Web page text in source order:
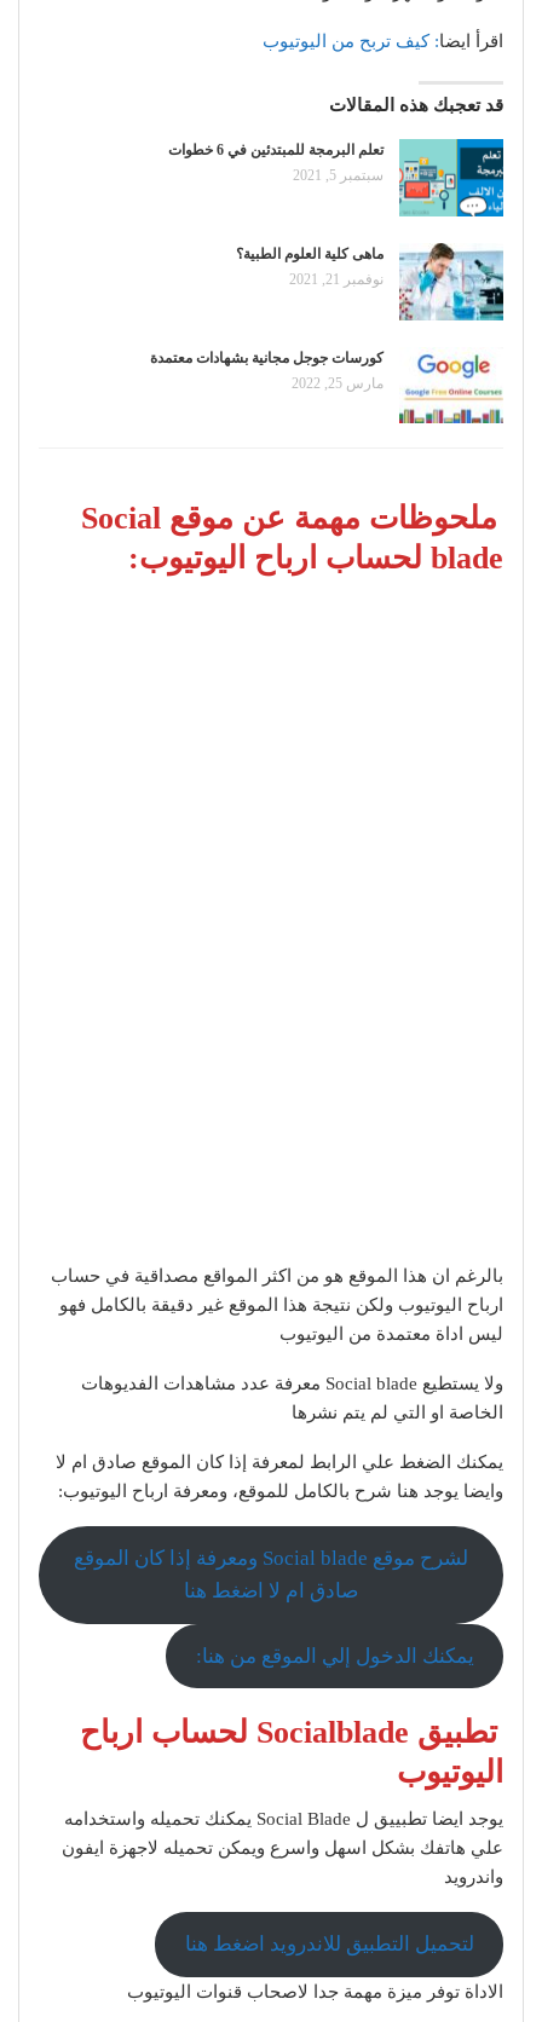
اقرأ ايضا: كيف تربح من اليوتيوب
قد تعجبك هذه المقالات
تعلم البرمجة للمبتدئين في 6 خطوات
سبتمبر 5, 2021
ماهى كلية العلوم الطبية؟
نوفمبر 21, 2021
كورسات جوجل مجانية بشهادات معتمدة
مارس 25, 2022
ملحوظات مهمة عن موقع Social
blade لحساب ارباح اليوتيوب:
بالرغم ان هذا الموقع هو من اكثر المواقع مصداقية في حساب
ارباح اليوتيوب ولكن نتيجة هذا الموقع غير دقيقة بالكامل فهو
ليس اداة معتمدة من اليوتيوب
ولا يستطيع Social blade معرفة عدد مشاهدات الفديوهات
الخاصة او التي لم يتم نشرها
يمكنك الضغط علي الرابط لمعرفة إذا كان الموقع صادق ام لا
وايضا يوجد هنا شرح بالكامل للموقع، ومعرفة ارباح اليوتيوب:
لشرح موقع Social blade ومعرفة إذا كان الموقع
صادق ام لا اضغط هنا
يمكنك الدخول إلي الموقع من هنا:
تطبيق Socialblade لحساب ارباح
اليوتيوب
يوجد ايضا تطبييق ل Social Blade يمكنك تحميله واستخدامه
علي هاتفك بشكل اسهل واسرع ويمكن تحميله لاجهزة ايفون
واندرويد
لتحميل التطبيق للاندرويد اضغط هنا
الاداة توفر ميزة مهمة جدا لاصحاب قنوات اليوتيوب